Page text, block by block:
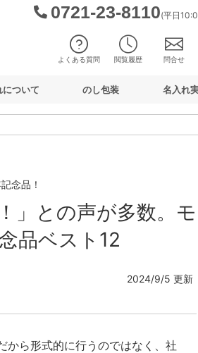
0721-23-8110(平日
よくある質問 閲覧履歴 問合せ
について のし包装 名入れ
念品！
」との声が多数。モ
品ベスト12
2024/9/5 更新
から形式的に行うのではなく、社